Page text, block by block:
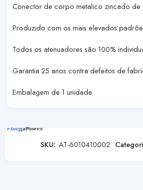
Conector de corpo metalico zincado de
Produzido com os mais elevados
Todos os atenuadores são 100%
Garantia 25 anos contra defeitos de
Embalagem de 1 unidade
SKU: AT-6010410002